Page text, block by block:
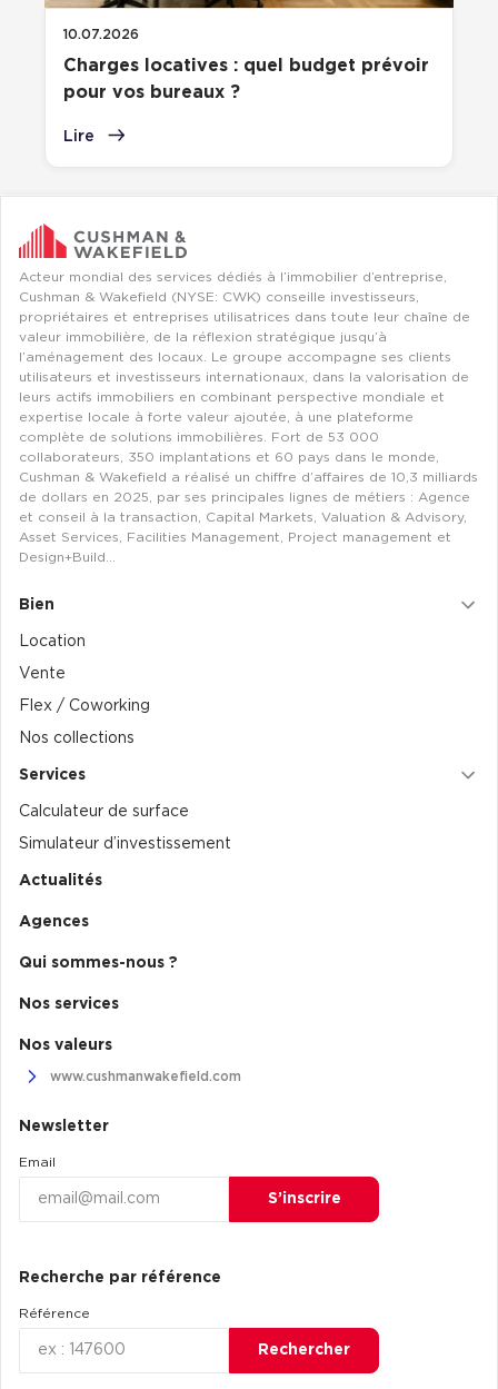
10.07.2026
Charges locatives : quel budget prévoir
pour vos bureaux ?
Lire
Acteur mondial des services dédiés à l’immobilier d’entreprise,
Cushman & Wakefield (NYSE: CWK) conseille investisseurs,
propriétaires et entreprises utilisatrices dans toute leur chaîne de
valeur immobilière, de la réflexion stratégique jusqu’à
l’aménagement des locaux. Le groupe accompagne ses clients
utilisateurs et investisseurs internationaux, dans la valorisation de
leurs actifs immobiliers en combinant perspective mondiale et
expertise locale à forte valeur ajoutée, à une plateforme
complète de solutions immobilières. Fort de 53 000
collaborateurs, 350 implantations et 60 pays dans le monde,
Cushman & Wakefield a réalisé un chiffre d’affaires de 10,3 milliards
de dollars en 2025, par ses principales lignes de métiers : Agence
et conseil à la transaction, Capital Markets, Valuation & Advisory,
Asset Services, Facilities Management, Project management et
Design+Build…
Bien
Location
Vente
Flex / Coworking
Nos collections
Services
Calculateur de surface
Simulateur d’investissement
Actualités
Agences
Qui sommes-nous ?
Nos services
Nos valeurs
www.cushmanwakefield.com
Newsletter
Email
S’inscrire
Recherche par référence
Référence
Rechercher